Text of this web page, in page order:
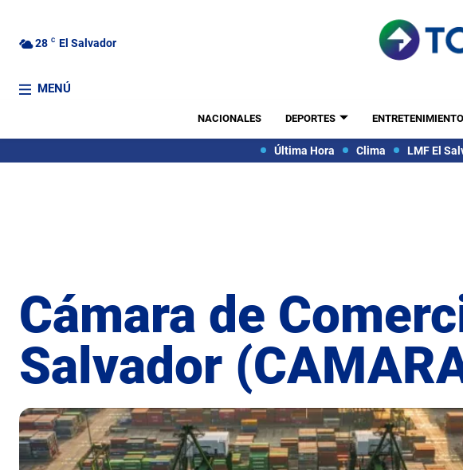
28 C El Salvador
MENÚ
NACIONALES DEPORTES ENTRETENIMIENTO
Última Hora Clima LMF El
Cámara de
Salvador